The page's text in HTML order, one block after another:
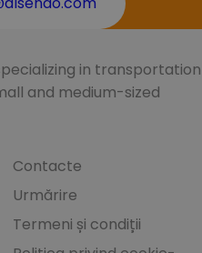
in transportation
and medium-sized
Contacte
Urmărire
Termeni și condiții